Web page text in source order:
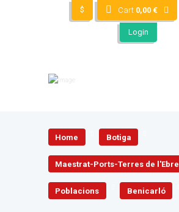
$ Cart 0,00 €
Login
Home Botiga
Maestrat-Ports-Terres de l'Ebre
Poblacions Benicarló